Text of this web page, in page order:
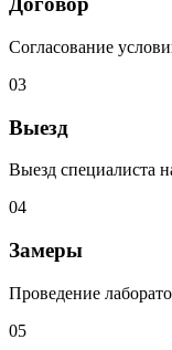
Согласование
03
Выезд
Выезд специалиста
04
Замеры
Проведение
05